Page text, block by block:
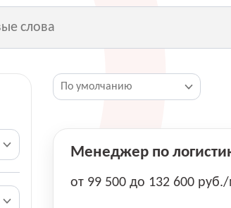
Менеджер по
от 99 500 до 132 600